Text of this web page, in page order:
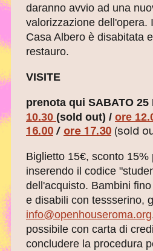
daranno avvio ad una
valorizzazione dell'opera.
Casa Albero è disabitata
restauro.
VISITE
prenota qui SABATO 25
10.30 (sold out) / ore
16.00 / ore 17.30 (sold
Biglietto 15€, sconto 15%
inserendo il codice
dell'acquisto. Bambini
e disabili con tessserino,
info@openhouseroma.org
possibile con carta di
concludere la procedura